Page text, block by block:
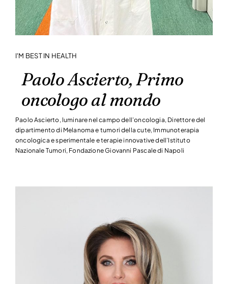
I'M BEST IN HEALTH
Paolo Ascierto, Primo
oncologo al mondo
Paolo Ascierto, luminare nel campo dell’oncologia, Direttore del
dipartimento di Melanoma e tumori della cute, Immunoterapia
oncologica e sperimentale e terapie innovative dell’Istituto
Nazionale Tumori, Fondazione Giovanni Pascale di Napoli